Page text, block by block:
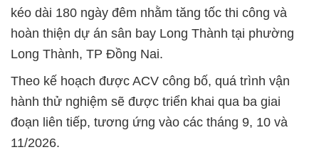
kéo dài 180 ngày đêm nhằm tăng tốc thi công và
hoàn thiện dự án sân bay Long Thành tại phường
Long Thành, TP Đồng Nai.
Theo kế hoạch được ACV công bố, quá trình vận
hành thử nghiệm sẽ được triển khai qua ba giai
đoạn liên tiếp, tương ứng vào các tháng 9, 10 và
11/2026.